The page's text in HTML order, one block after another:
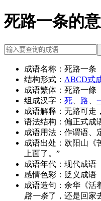
死路一条的
成语名称： 死路一条
结构形式： ABCD式
成语繁体： 死路一條
组成汉字： 死 路
成语解释： 无路可走
语法结构： 偏正式成
成语用法： 作谓语、
成语出处： 欧阳山《
上面了。”
成语年代： 现代成语
感情色彩： 贬义成语
成语造句： 余华《活
路一条了，还是回家